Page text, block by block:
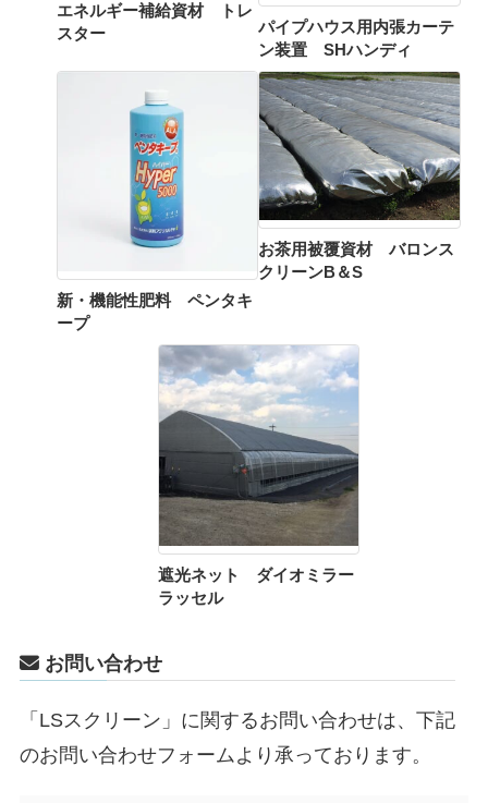
エネルギー補給資材 トレ
スター
パイプハウス用内張カーテ
ン装置 SHハンディ
新・機能性肥料 ペンタキ
ープ
お茶用被覆資材 バロンス
クリーンB＆S
遮光ネット ダイオミラー
ラッセル
お問い合わせ
「LSスクリーン」に関するお問い合わせは、下記
のお問い合わせフォームより承っております。